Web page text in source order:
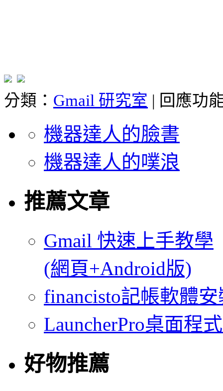
分類： Gmail 研究室 | 回應功
機器達人的臉書
機器達人的噗浪
推薦文章
Gmail 快速上手教學
(網頁+Android版)
financisto記帳軟體
LauncherPro桌面程
好物推薦